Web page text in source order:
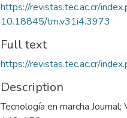
https://revistas.tec.ac.cr/
10.18845/tm.v31i4.3973
Full text
https://revistas.tec.ac.cr/
Description
Tecnología en marcha